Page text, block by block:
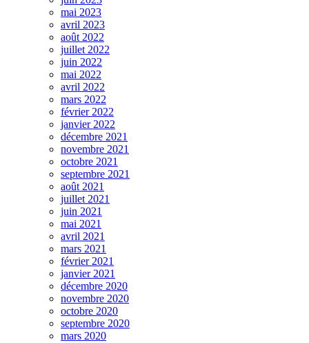
mai 2023
avril 2023
août 2022
juillet 2022
juin 2022
mai 2022
avril 2022
mars 2022
février 2022
janvier 2022
décembre 2021
novembre 2021
octobre 2021
septembre 2021
août 2021
juillet 2021
juin 2021
mai 2021
avril 2021
mars 2021
février 2021
janvier 2021
décembre 2020
novembre 2020
octobre 2020
septembre 2020
mars 2020